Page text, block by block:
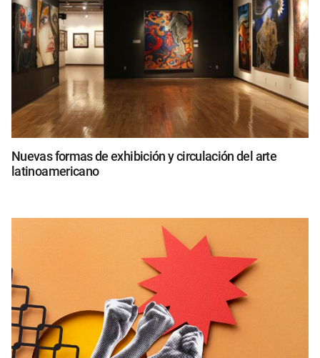
Nuevas formas de exhibición y circulación del arte
latinoamericano